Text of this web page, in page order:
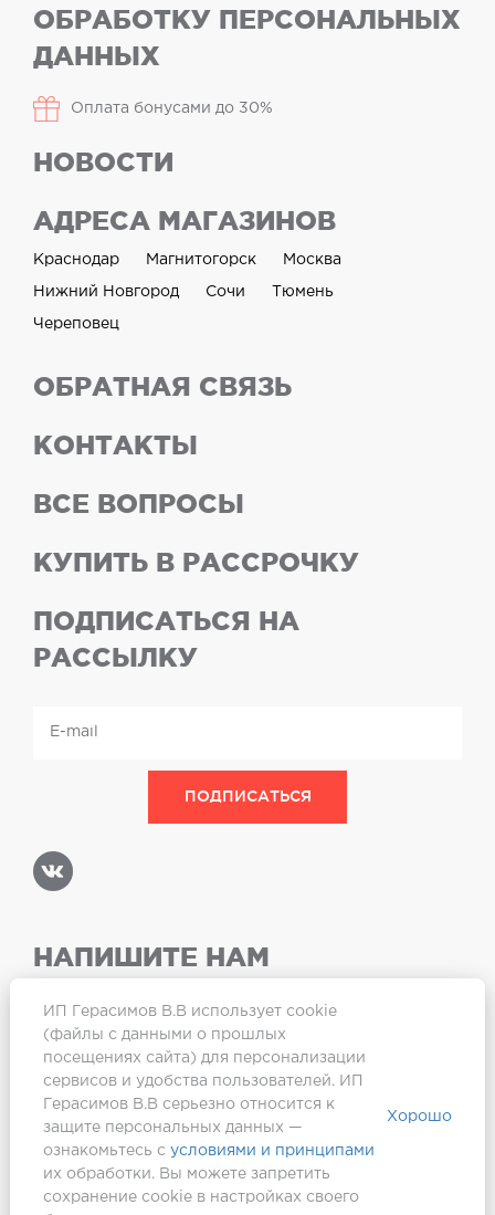
ОБРАБОТКУ ПЕРСОНАЛЬНЫХ
ДАННЫХ
Оплата бонусами до 30%
НОВОСТИ
АДРЕСА МАГАЗИНОВ
Краснодар Магнитогорск Москва
Нижний Новгород Сочи Тюмень
Череповец
ОБРАТНАЯ СВЯЗЬ
КОНТАКТЫ
ВСЕ ВОПРОСЫ
КУПИТЬ В РАССРОЧКУ
ПОДПИСАТЬСЯ НА
РАССЫЛКУ
НАПИШИТЕ НАМ
ИП Герасимов В.В использует cookie
(файлы с данными о прошлых
посещениях сайта) для персонализации
сервисов и удобства пользователей. ИП
Герасимов В.В серьезно относится к
защите персональных данных —
ознакомьтесь с условиями и принципами
их обработки. Вы можете запретить
сохранение cookie в настройках своего
Хорошо